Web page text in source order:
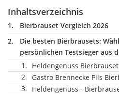
Inhaltsverzeichnis
Bierbrauset Vergleich 2026
Die besten Bierbrausets:
persönlichen Testsieger aus
Heldengenuss
‎Gastro Brennecke Pils
Heldengenuss -